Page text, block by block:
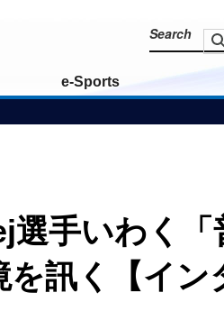
e-Sports
手いわく
訊く【イン